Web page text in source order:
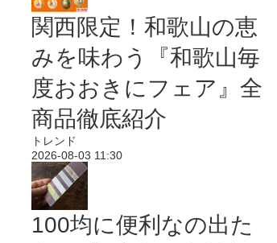
関西限定！和歌山の恵
みを味わう『和歌山毎
度おおきにフェア』全
商品徹底紹介
トレンド
2026-08-03 11:30
100均に便利なの出た